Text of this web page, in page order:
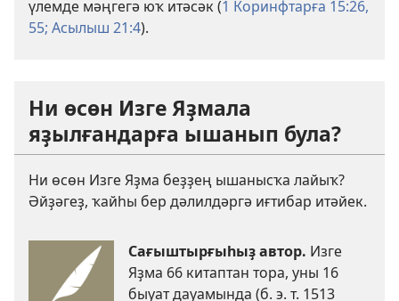
үлемде мәңгегә юҡ итәсәк (1 Коринфтарға 15:26,
55; Асылыш 21:4).
Ни өсөн Изге Яҙмала
яҙылғандарға ышанып була?
Ни өсөн Изге Яҙма беҙҙең ышанысҡа лайыҡ?
Әйҙәгеҙ, ҡайһы бер дәлилдәргә иғтибар итәйек.
Сағыштырғыһыҙ автор. Изге
Яҙма 66 китаптан тора, уны 16
быуат дауамында (б. э. т. 1513